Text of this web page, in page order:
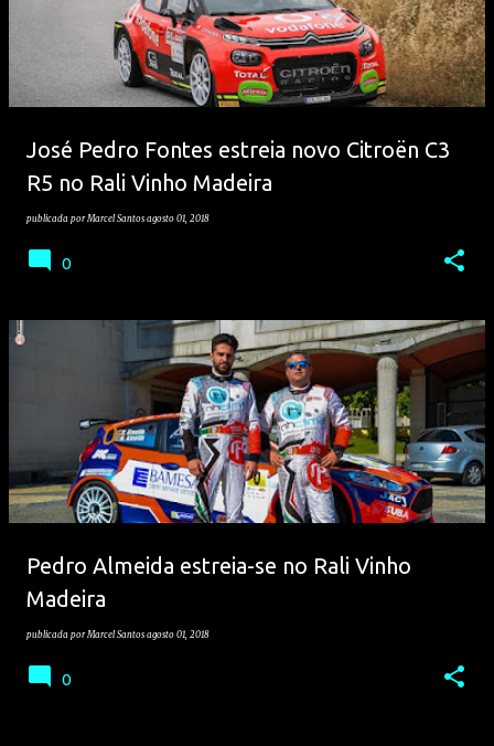
José Pedro Fontes estreia novo Citroën C3
R5 no Rali Vinho Madeira
publicada porMarcel Santos agosto 01, 2018
0
Pedro Almeida estreia-se no Rali Vinho
Madeira
publicada porMarcel Santos agosto 01, 2018
0